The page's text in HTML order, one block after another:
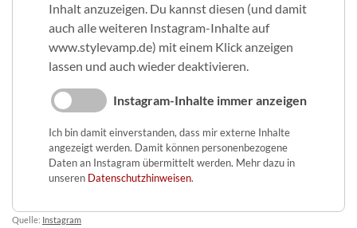
Inhalt anzuzeigen. Du kannst diesen (und damit
auch alle weiteren Instagram-Inhalte auf
www.stylevamp.de) mit einem Klick anzeigen
lassen und auch wieder deaktivieren.
Instagram-Inhalte immer anzeigen
Ich bin damit einverstanden, dass mir externe Inhalte
angezeigt werden. Damit können personenbezogene
Daten an Instagram übermittelt werden. Mehr dazu in
unseren Datenschutzhinweisen.
Quelle: Instagram